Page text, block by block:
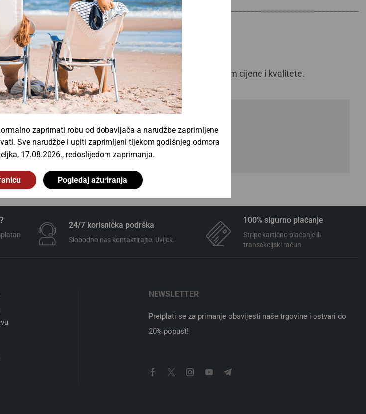
zaprimati robu od dobavljača a narudžbe zaprimljene
Sve narudžbe i upiti zaprimljeni tijekom godišnjeg odmora
17.08.2026., redoslijedom zaprimanja.
Pogledaj ažuriranja
Solutions d.o.o.
brandovi
s najboljim svjetskim brendovima kao i izvrsnim odnosom cijene i kvalitete.
24/7 korisnička podrška
Slobodno nas kontaktirajte. Uvijek.
100% sigurno plaćanje
Stripe kartično plaćanje ili
transakcijski račun
NEWSLETTER
Pretplati se za primanje obavijesti naše trgovine i ostvari do
20% popust!